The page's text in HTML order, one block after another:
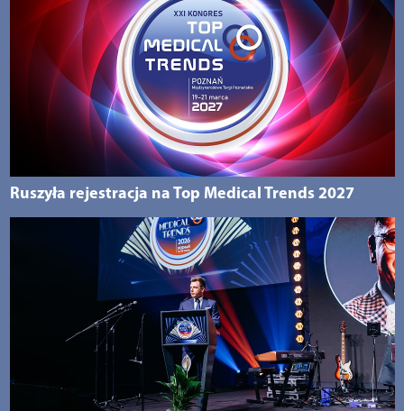
Ruszyła rejestracja na Top Medical Trends 2027